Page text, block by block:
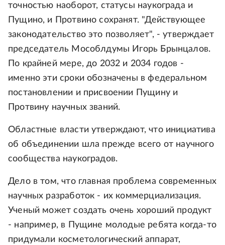
точностью наоборот, статусы наукограда и
Пущино, и Протвино сохранят. "Действующее
законодательство это позволяет", - утверждает
председатель Мособлдумы Игорь Брынцалов.
По крайней мере, до 2032 и 2034 годов -
именно эти сроки обозначены в федеральном
постановлении и присвоении Пущину и
Протвину научных званий.
Областные власти утверждают, что инициатива
об объединении шла прежде всего от научного
сообщества наукоградов.
Дело в том, что главная проблема современных
научных разработок - их коммерциализация.
Ученый может создать очень хороший продукт
- например, в Пущине молодые ребята когда-то
придумали косметологический аппарат,